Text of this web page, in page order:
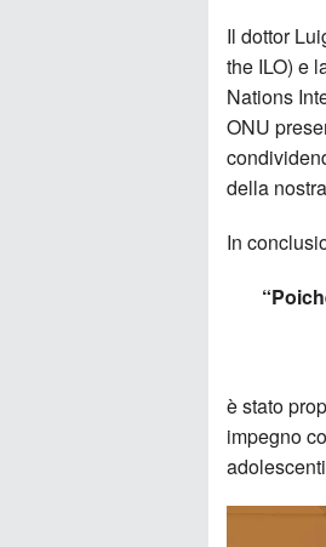
Il dottor
the ILO) e
Nations
ONU
della
In
è stato
impegno